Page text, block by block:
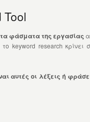
Tool
φάσματα της εργασίας
research κρίνει
αυτές οι λέξεις ή